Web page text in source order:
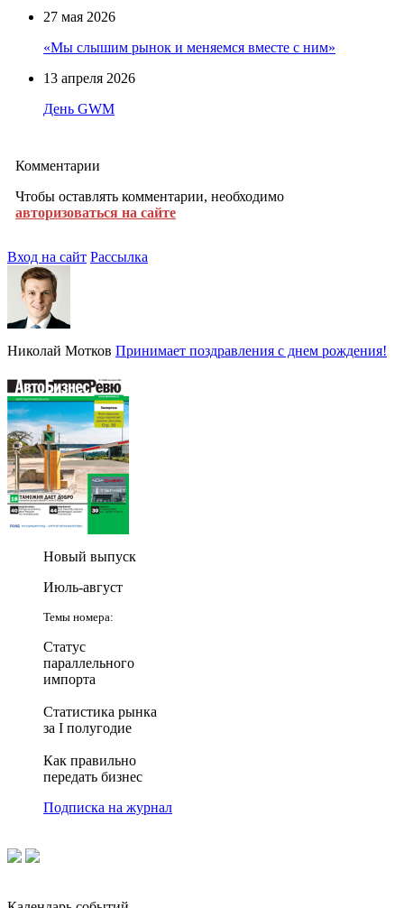
27 мая 2026
«Мы слышим рынок и меняемся вместе с ним»
13 апреля 2026
День GWM
Комментарии
Чтобы оставлять комментарии, необходимо
авторизоваться на сайте
Вход на сайт Рассылка
Николай Мотков Принимает поздравления с днем рождения!
Новый выпуск
Июль-август
Темы номера:
Статус
параллельного
импорта
Статистика рынка
за I полугодие
Как правильно
передать бизнес
Подписка на журнал